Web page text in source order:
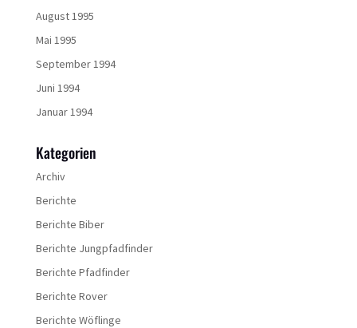
August 1995
Mai 1995
September 1994
Juni 1994
Januar 1994
Kategorien
Archiv
Berichte
Berichte Biber
Berichte Jungpfadfinder
Berichte Pfadfinder
Berichte Rover
Berichte Wöflinge